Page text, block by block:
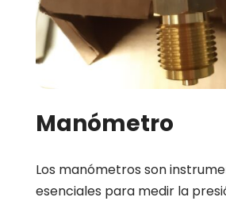
Manómetro
Los manómetros son
esenciales para medir la